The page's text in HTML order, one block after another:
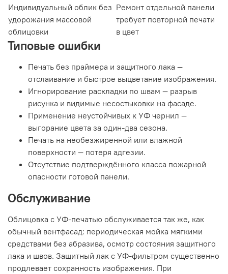
Индивидуальный облик без
удорожания массовой
облицовки
Ремонт отдельной панели
требует повторной печати
в цвет
Типовые ошибки
Печать без праймера и защитного лака —
отслаивание и быстрое выцветание изображения.
Игнорирование раскладки по швам — разрыв
рисунка и видимые несостыковки на фасаде.
Применение неустойчивых к УФ чернил —
выгорание цвета за один-два сезона.
Печать на необезжиренной или влажной
поверхности — потеря адгезии.
Отсутствие подтверждённого класса пожарной
опасности готовой панели.
Обслуживание
Облицовка с УФ-печатью обслуживается так же, как
обычный вентфасад: периодическая мойка мягкими
средствами без абразива, осмотр состояния защитного
лака и швов. Защитный лак с УФ-фильтром существенно
продлевает сохранность изображения. При